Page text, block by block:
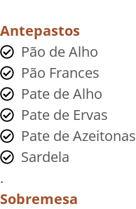
Antepastos
Pão de Alho
Pão Frances
Pate de Alho
Pate de Ervas
Pate de Azeitonas
Sardela
.
Sobremesa